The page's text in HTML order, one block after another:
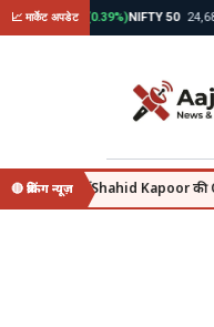
Skip
to
📈 मार्केट अपडेट
▲ +312.45 (0.39%)NIFTY 50
🔴 ब्रेकिंग न्यूज़
se, वहीं Shahid Kapoor की